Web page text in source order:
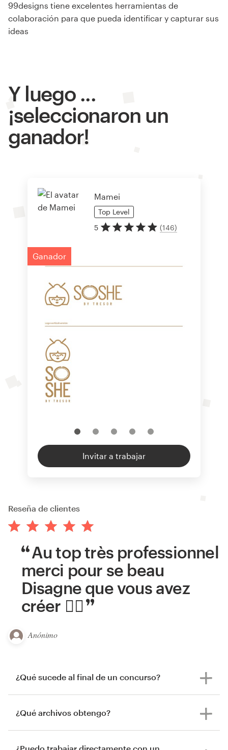
99designs tiene excelentes herramientas de
colaboración para que pueda identificar y capturar sus
ideas
Y luego ...
¡seleccionaron un
ganador!
Mamei
Top Level
5
(146)
Ganador
Invitar a trabajar
Reseña de clientes
Au top très professionnel
merci pour se beau
Disagne que vous avez
créer 👍🏻
Anónimo
¿Qué sucede al final de un concurso?
¿Qué archivos obtengo?
¿Puedo trabajar directamente con un